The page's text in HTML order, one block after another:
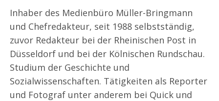
Inhaber des Medienbüro Müller-Bringmann
und Chefredakteur, seit 1988 selbstständig,
zuvor Redakteur bei der Rheinischen Post in
Düsseldorf und bei der Kölnischen Rundschau.
Studium der Geschichte und
Sozialwissenschaften. Tätigkeiten als Reporter
und Fotograf unter anderem bei Quick und